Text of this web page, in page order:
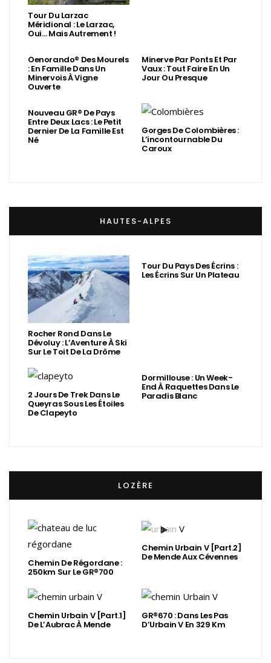
Tour Du Larzac
Méridional : Le Larzac,
Oui… Mais Autrement !
Oenorando® Des Mourels
: En Famille Dans Un
Minervois À Vigne
Ouverte
Minerve Par Ponts Et Par
Vaux : Tout Faire En Un
Jour Ou Presque
Nouveau GR® De Pays
Entre Deux Lacs : Le Petit
Dernier De La Famille Est
Né
Gorges De Colombières :
L’incontournable Du
Caroux
HAUTES-ALPES
Rocher Rond Dans Le
Dévoluy : L’Aventure À Ski
Sur Le Toit De La Drôme
Tour Du Pays Des Écrins :
Les Écrins Sur Un Plateau
2 Jours De Trek Dans Le
Queyras Sous Les Étoiles
De Clapeyto
Dormillouse : Un Week-
End À Raquettes Dans Le
Paradis Blanc
LOZÈRE
Chemin De Régordane :
250km Sur Le GR®700
Chemin Urbain V [Part.2]
De Mende Aux Cévennes
Chemin Urbain V [Part.1]
De L’Aubrac À Mende
GR®670 : Dans Les Pas
D’Urbain V En 329 Km